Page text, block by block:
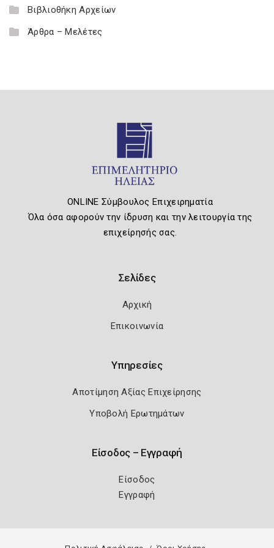
Βιβλιοθήκη Αρχείων
Άρθρα – Μελέτες
ONLINE Σύμβουλος Επιχειρηματία
Όλα όσα αφορούν την ίδρυση και την λειτουργία της
επιχείρησής σας.
Σελίδες
Αρχική
Επικοινωνία
Υπηρεσίες
Αποτίμηση Αξίας Επιχείρησης
Υποβολή Ερωτημάτων
Είσοδος – Εγγραφή
Είσοδος
Εγγραφή